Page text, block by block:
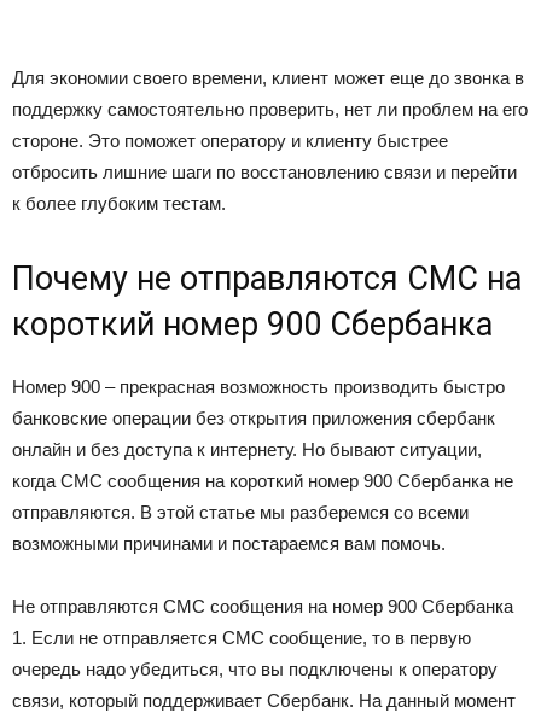
Для экономии своего времени, клиент может еще до звонка в
поддержку самостоятельно проверить, нет ли проблем на его
стороне. Это поможет оператору и клиенту быстрее
отбросить лишние шаги по восстановлению связи и перейти
к более глубоким тестам.
Почему не отправляются СМС на
короткий номер 900 Сбербанка
Номер 900 – прекрасная возможность производить быстро
банковские операции без открытия приложения сбербанк
онлайн и без доступа к интернету. Но бывают ситуации,
когда СМС сообщения на короткий номер 900 Сбербанка не
отправляются. В этой статье мы разберемся со всеми
возможными причинами и постараемся вам помочь.
Не отправляются СМС сообщения на номер 900 Сбербанка
1. Если не отправляется СМС сообщение, то в первую
очередь надо убедиться, что вы подключены к оператору
связи, который поддерживает Сбербанк. На данный момент